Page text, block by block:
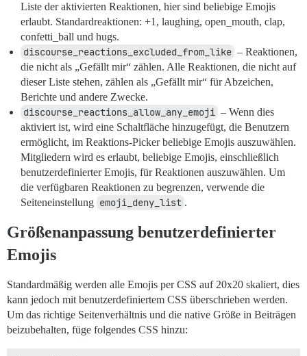
Liste der aktivierten Reaktionen, hier sind beliebige Emojis
erlaubt. Standardreaktionen: +1, laughing, open_mouth, clap,
confetti_ball und hugs.
discourse_reactions_excluded_from_like – Reaktionen,
die nicht als „Gefällt mir“ zählen. Alle Reaktionen, die nicht auf
dieser Liste stehen, zählen als „Gefällt mir“ für Abzeichen,
Berichte und andere Zwecke.
discourse_reactions_allow_any_emoji – Wenn dies
aktiviert ist, wird eine Schaltfläche hinzugefügt, die Benutzern
ermöglicht, im Reaktions-Picker beliebige Emojis auszuwählen.
Mitgliedern wird es erlaubt, beliebige Emojis, einschließlich
benutzerdefinierter Emojis, für Reaktionen auszuwählen. Um
die verfügbaren Reaktionen zu begrenzen, verwende die
Seiteneinstellung emoji_deny_list .
Größenanpassung benutzerdefinierter
Emojis
Standardmäßig werden alle Emojis per CSS auf 20x20 skaliert, dies
kann jedoch mit benutzerdefiniertem CSS überschrieben werden.
Um das richtige Seitenverhältnis und die native Größe in Beiträgen
beizubehalten, füge folgendes CSS hinzu: